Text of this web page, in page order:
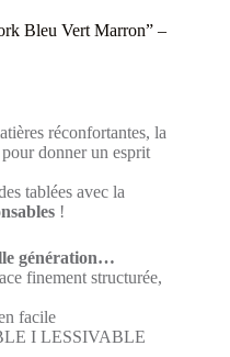
Bleu Vert Marron” –
réconfortantes, la
donner un esprit
tablées avec la
!
génération…
finement structurée,
facile
I LESSIVABLE